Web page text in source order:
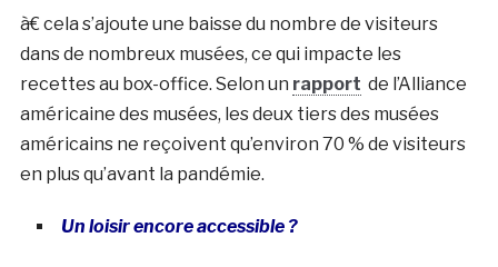
à€ cela s’ajoute une baisse du nombre de visiteurs
dans de nombreux musées, ce qui impacte les
recettes au box-office. Selon un rapport de l’Alliance
américaine des musées, les deux tiers des musées
américains ne reçoivent qu’environ 70 % de visiteurs
en plus qu’avant la pandémie.
Un loisir encore accessible ?